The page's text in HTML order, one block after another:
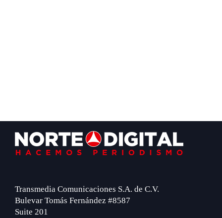
Footer
Transmedia Comunicaciones S.A. de C.V.
Bulevar Tomás Fernández #8587
Suite 201